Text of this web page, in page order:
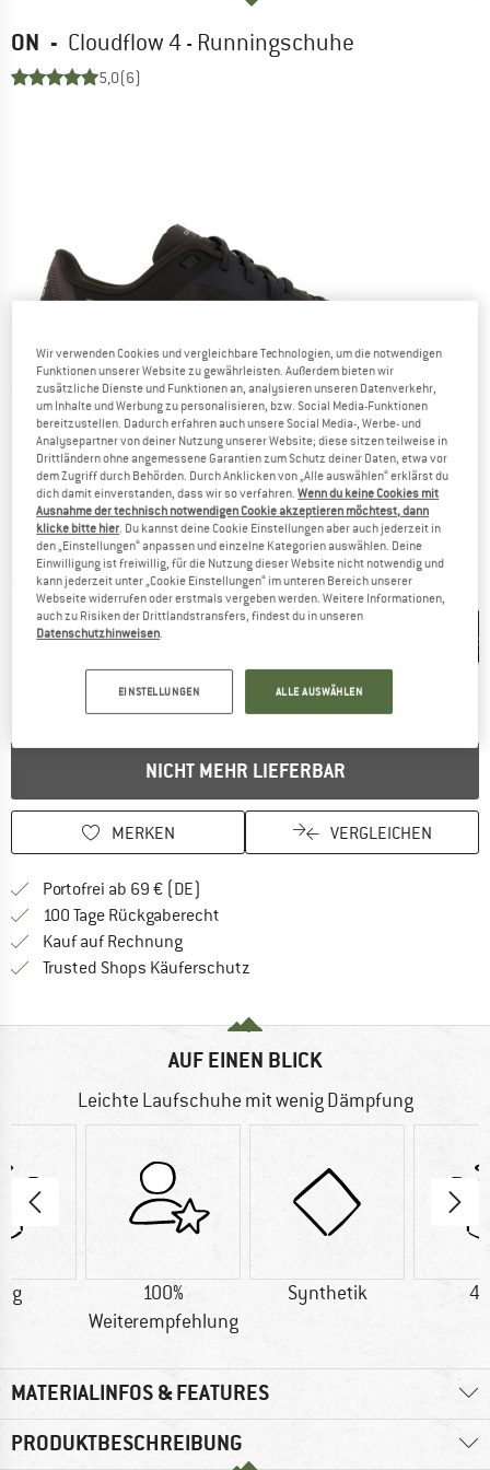
ON - Cloudflow 4 - Runningschuhe
5,0(6)
Detailansichten
NICHT MEHR LIEFERBAR
MERKEN VERGLEICHEN
Portofrei ab 69 € (DE)
100 Tage Rückgaberecht
Kauf auf RechnungFinde die Zahlungs-Infos hier! Öffnet
Trusted Shops Käuferschutz
AUF EINEN BLICK
Leichte Laufschuhe mit wenig Dämpfung
g
100%
Weiterempfehlung
Synthetik
MATERIALINFOS & FEATURES
PRODUKTBESCHREIBUNG
Wir verwenden Cookies und vergleichbare Technologien, um die notwendigen
Funktionen unserer Website zu gewährleisten. Außerdem bieten wir
zusätzliche Dienste und Funktionen an, analysieren unseren Datenverkehr,
um Inhalte und Werbung zu personalisieren, bzw. Social Media-Funktionen
bereitzustellen. Dadurch erfahren auch unsere Social Media-, Werbe- und
Analysepartner von deiner Nutzung unserer Website; diese sitzen teilweise in
Drittländern ohne angemessene Garantien zum Schutz deiner Daten, etwa vor
dem Zugriff durch Behörden. Durch Anklicken von „Alle auswählen“ erklärst du
dich damit einverstanden, dass wir so verfahren.Wenn du keine Cookies mit
Ausnahme der technisch notwendigen Cookie akzeptieren möchtest, dann
klicke bitte hier. Du kannst deine Cookie Einstellungen aber auch jederzeit in
den „Einstellungen“ anpassen und einzelne Kategorien auswählen. Deine
Einwilligung ist freiwillig, für die Nutzung dieser Website nicht notwendig und
kann jederzeit unter „Cookie Einstellungen“ im unteren Bereich unserer
Webseite widerrufen oder erstmals vergeben werden. Weitere Informationen,
auch zu Risiken der Drittlandstransfers, findest du in unseren
Datenschutzhinweisen.
EINSTELLUNGEN ALLE AUSWÄHLEN